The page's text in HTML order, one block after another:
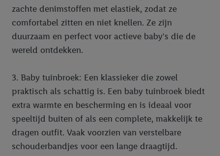
zachte denimstoffen met elastiek, zodat ze
comfortabel zitten en niet knellen. Ze zijn
duurzaam en perfect voor actieve baby's die de
wereld ontdekken.
3. Baby tuinbroek: Een klassieker die zowel
praktisch als schattig is. Een baby tuinbroek biedt
extra warmte en bescherming en is ideaal voor
speeltijd buiten of als een complete, makkelijk te
dragen outfit. Vaak voorzien van verstelbare
schouderbandjes voor een lange draagtijd.